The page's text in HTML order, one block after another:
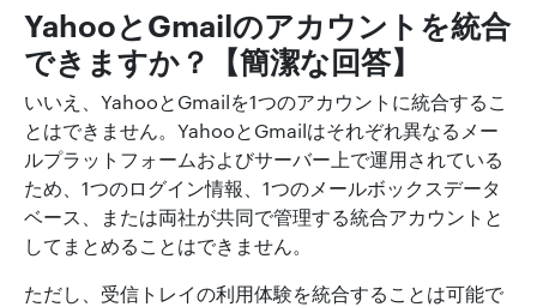
YahooとGmailのアカウントを統合
できますか？【簡潔な回答】
いいえ、YahooとGmailを1つのアカウントに統合するこ
とはできません。YahooとGmailはそれぞれ異なるメー
ルプラットフォームおよびサーバー上で運用されている
ため、1つのログイン情報、1つのメールボックスデータ
ベース、または両社が共同で管理する統合アカウントと
してまとめることはできません。
ただし、受信トレイの利用体験を統合することは可能で